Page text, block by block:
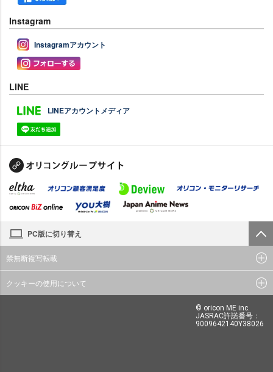
Instagram
Instagramアカウント
LINE
LINEアカウントメディア
PC版に切り替え
禁無断複写転載
クッキーの使用について
© oricon ME inc.
JASRAC許諾番号：
9009642140Y38026